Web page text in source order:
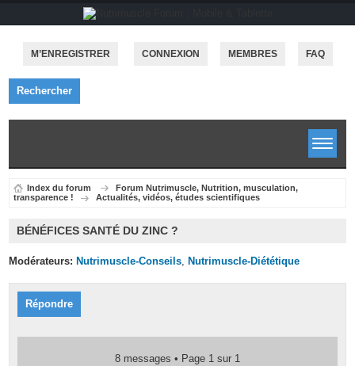
M’ENREGISTRER CONNEXION MEMBRES FAQ
Rechercher
Index du forum
Forum Nutrimuscle, Nutrition, musculation,
transparence !
Actualités, vidéos, études scientifiques
BÉNÉFICES SANTÉ DU ZINC ?
Modérateurs: Nutrimuscle-Conseils ,Nutrimuscle-Diététique
Répondre
8 messages • Page 1 sur 1